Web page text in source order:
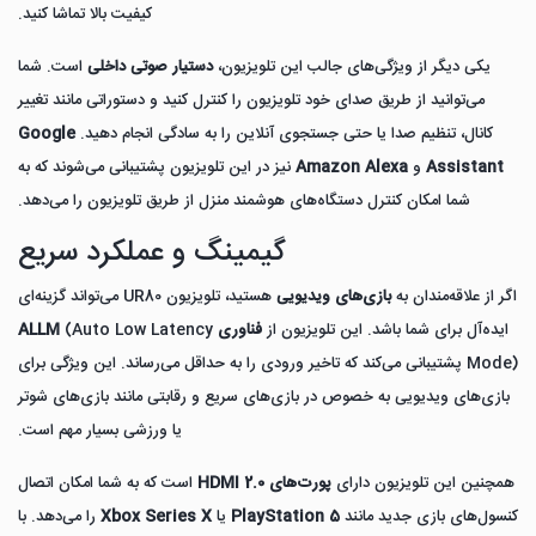
کیفیت بالا تماشا کنید.
یکی دیگر از ویژگی‌های جالب این تلویزیون،دستیار صوتی داخلی است. شما
می‌توانید از طریق صدای خود تلویزیون را کنترل کنید و دستوراتی مانند تغییر
کانال، تنظیم صدا یا حتی جستجوی آنلاین را به سادگی انجام دهید.Google
Assistant وAmazon Alexaنیز در این تلویزیون پشتیبانی می‌شوند که به
شما امکان کنترل دستگاه‌های هوشمند منزل از طریق تلویزیون را می‌دهد.
گیمینگ و عملکرد سریع
اگر از علاقه‌مندان بهبازی‌های ویدیویی
هستید، تلویزیون UR80 می‌تواند گزینه‌ای
ایده‌آل برای شما باشد. این تلویزیون ازفناوری ALLM (Auto Low Latency
Mode) پشتیبانی می‌کند که تاخیر ورودی را به حداقل می‌رساند. این ویژگی برای
بازی‌های ویدیویی به خصوص در بازی‌های سریع و رقابتی مانند بازی‌های شوتر
یا ورزشی بسیار مهم است.
همچنین این تلویزیون دارای پورت‌های HDMI 2.0
است که به شما امکان اتصال
کنسول‌های بازی جدید مانندPlayStation 5 یاXbox Series X را می‌دهد. با